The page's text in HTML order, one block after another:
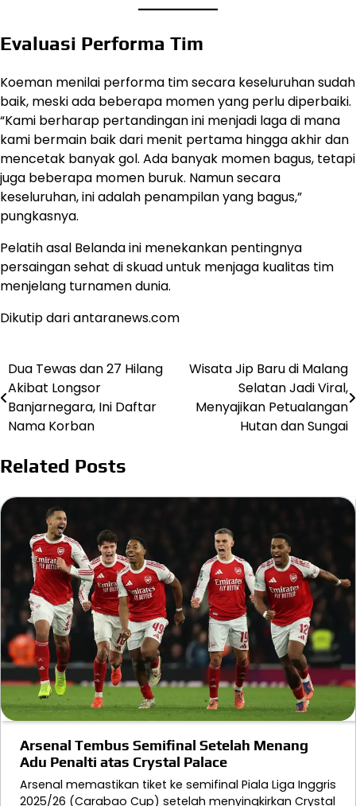
Evaluasi Performa Tim
Koeman menilai performa tim secara keseluruhan sudah
baik, meski ada beberapa momen yang perlu diperbaiki.
“Kami berharap pertandingan ini menjadi laga di mana
kami bermain baik dari menit pertama hingga akhir dan
mencetak banyak gol. Ada banyak momen bagus, tetapi
juga beberapa momen buruk. Namun secara
keseluruhan, ini adalah penampilan yang bagus,”
pungkasnya.
Pelatih asal Belanda ini menekankan pentingnya
persaingan sehat di skuad untuk menjaga kualitas tim
menjelang turnamen dunia.
Dikutip dari antaranews.com
Post
navigation
Dua Tewas dan 27 Hilang
Akibat Longsor
Banjarnegara, Ini Daftar
Nama Korban
Wisata Jip Baru di Malang
Selatan Jadi Viral,
Menyajikan Petualangan
Hutan dan Sungai
Related Posts
Arsenal Tembus Semifinal Setelah Menang
Adu Penalti atas Crystal Palace
Arsenal memastikan tiket ke semifinal Piala Liga Inggris
2025/26 (Carabao Cup) setelah menyingkirkan Crystal